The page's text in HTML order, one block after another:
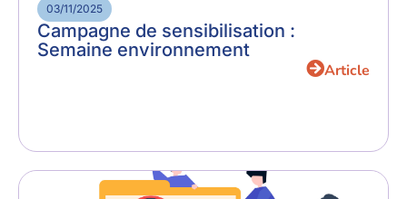
03/11/2025
Campagne de sensibilisation :
Semaine environnement
Article